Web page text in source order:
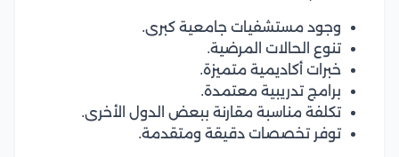
وجود مستشفيات جامعية كبرى.
تنوع الحالات المرضية.
خبرات أكاديمية متميزة.
برامج تدريبية معتمدة.
تكلفة مناسبة مقارنة ببعض الدول الأخرى.
توفر تخصصات دقيقة ومتقدمة.